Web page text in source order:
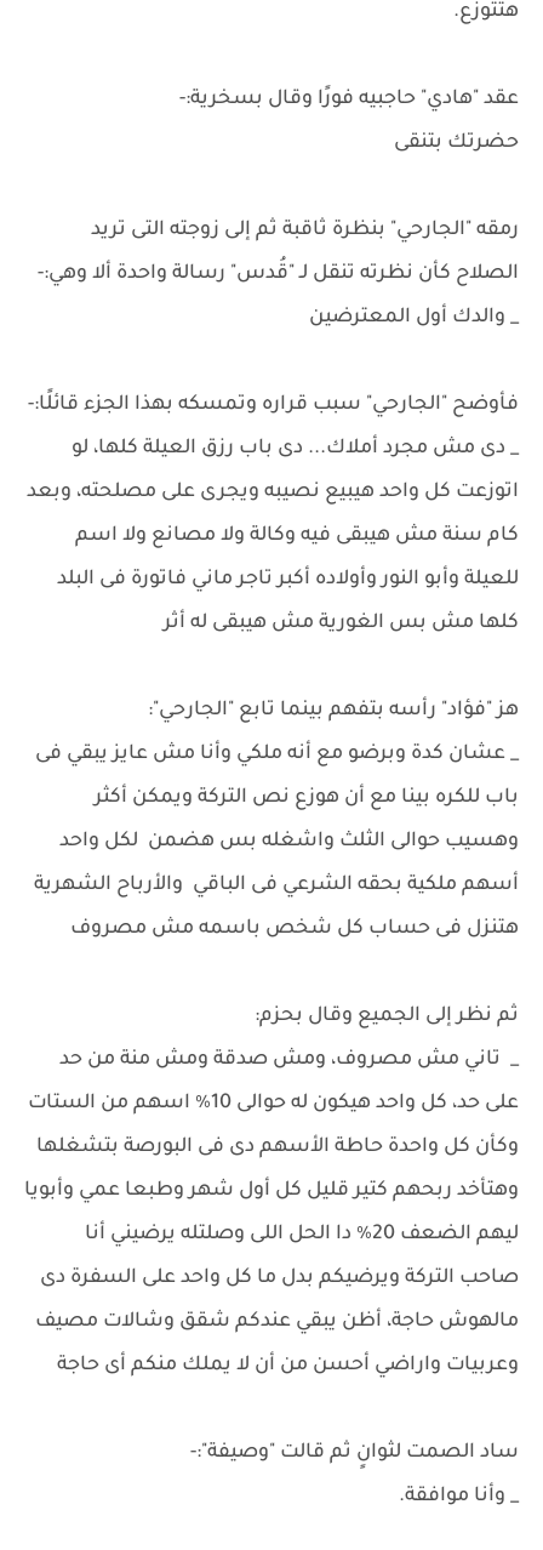
هتتوزع.
عقد "هادي" حاجبيه فورًا وقال بسخرية:-
حضرتك بتنقى
رمقه "الجارحي" بنظرة ثاقبة ثم إلى زوجته التى تريد
الصلاح كأن نظرته تنقل لـ "قُدس" رسالة واحدة ألا وهي:-
_ والدك أول المعترضين
فأوضح "الجارحي" سبب قراره وتمسكه بهذا الجزء قائلًا:-
_ دى مش مجرد أملاك... دى باب رزق العيلة كلها، لو
اتوزعت كل واحد هيبيع نصيبه ويجرى على مصلحته، وبعد
كام سنة مش هيبقى فيه وكالة ولا مصانع ولا اسم
للعيلة وأبو النور وأولاده أكبر تاجر ماني فاتورة فى البلد
كلها مش بس الغورية مش هيبقى له أثر
هز "فؤاد" رأسه بتفهم بينما تابع "الجارحي":
_ عشان كدة وبرضو مع أنه ملكي وأنا مش عايز يبقي فى
باب للكره بينا مع أن هوزع نص التركة ويمكن أكثر
وهسيب حوالى الثلث واشغله بس هضمن لكل واحد
أسهم ملكية بحقه الشرعي فى الباقي والأرباح الشهرية
هتنزل فى حساب كل شخص باسمه مش مصروف
ثم نظر إلى الجميع وقال بحزم:
_ تاني مش مصروف، ومش صدقة ومش منة من حد
على حد، كل واحد هيكون له حوالى 10٪ اسهم من الستات
وكأن كل واحدة حاطة الأسهم دى فى البورصة بتشغلها
وهتأخد ربحهم كتير قليل كل أول شهر وطبعا عمي وأبويا
ليهم الضعف 20٪ دا الحل اللى وصلتله يرضيني أنا
صاحب التركة ويرضيكم بدل ما كل واحد على السفرة دى
مالهوش حاجة، أظن يبقي عندكم شقق وشالات مصيف
وعربيات واراضي أحسن من أن لا يملك منكم أى حاجة
ساد الصمت لثوانٍ ثم قالت "وصيفة":-
_ وأنا موافقة.